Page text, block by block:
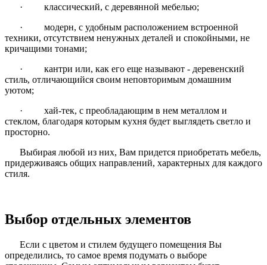
· классический, с деревянной мебелью;
· модерн, с удобным расположением встроенной
техники, отсутствием ненужных деталей и спокойными, не
кричащими тонами;
· кантри или, как его еще называют - деревенский
стиль, отличающийся своим неповторимым домашним
уютом;
· хай-тек, с преобладающим в нем металлом и
стеклом, благодаря которым кухня будет выглядеть светло и
просторно.
Выбирая любой из них, Вам придется приобретать мебель,
придерживаясь общих направлений, характерных для каждого
стиля.
Выбор отдельных элементов
Если с цветом и стилем будущего помещения Вы
определились, то самое время подумать о выборе